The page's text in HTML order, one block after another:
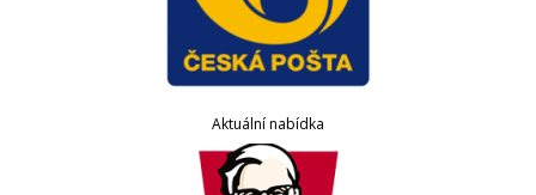
Aktuální nabídka